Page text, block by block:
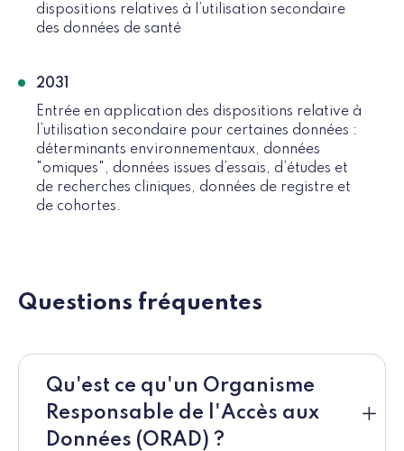
dispositions relatives à l’utilisation secondaire
des données de santé
2031
Entrée en application des dispositions relative à
l’utilisation secondaire pour certaines données :
déterminants environnementaux, données
"omiques", données issues d’essais, d’études et
de recherches cliniques, données de registre et
de cohortes.
Questions fréquentes
Qu'est ce qu'un Organisme
Responsable de l'Accès aux
Données (ORAD) ?